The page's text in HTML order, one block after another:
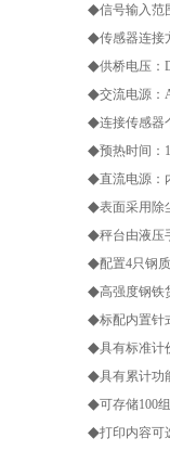
◆信号输入范
◆传感器连接
◆供桥电压：
◆交流电源：
◆连接传感器
◆预热时间：
◆直流电源：
◆表面采用除
◆秤台由液压
◆配置4只钢
◆高强度钢铁
◆标配内置针
◆具有标准计
◆具有累计功
◆可存储100
◆打印内容可